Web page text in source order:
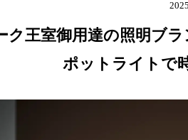
ク王室御用達の照明ブ
ポットライトで